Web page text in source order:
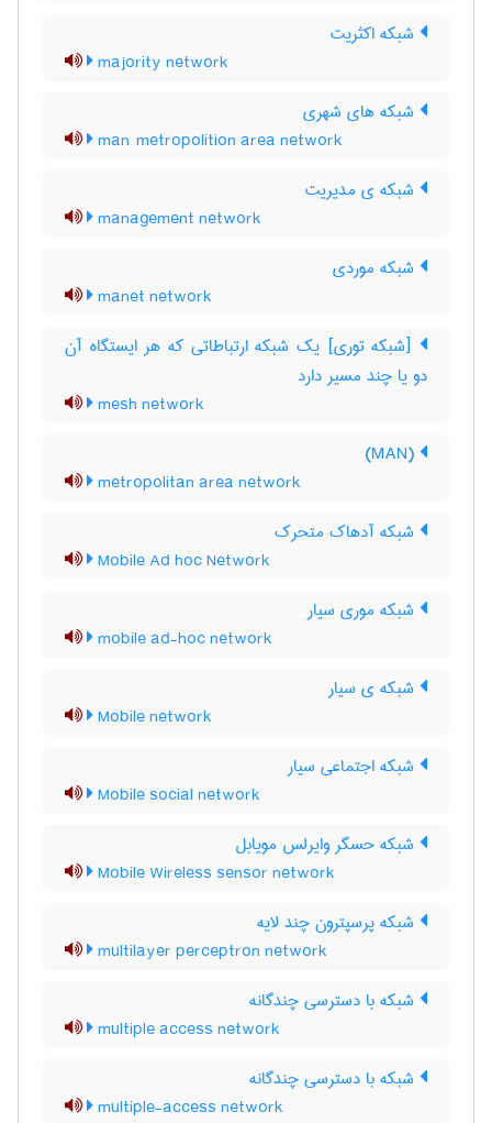
شبکه اکثریت
majority network
شبکه های شهری
man metropolition area network
شبکه ی مدیریت
management network
شبکه موردی
manet network
[شبکه توری] یک شبکه ارتباطاتی که هر ایستگاه آن
دو یا چند مسیر دارد
mesh network
(MAN)
metropolitan area network
شبکه آدهاک متحرک
Mobile Ad hoc Network
شبکه موری سیار
mobile ad-hoc network
شبکه ی سیار
Mobile network
شبکه اجتماعی سیار
Mobile social network
شبکه حسگر وایرلس مویابل
Mobile Wireless sensor network
شبکه پرسپترون چند لایه
multilayer perceptron network
شبکه با دسترسی چندگانه
multiple access network
شبکه با دسترسی چندگانه
multiple-access network